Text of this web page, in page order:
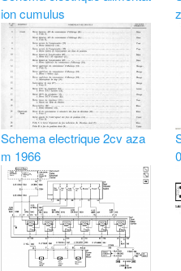
ion cumulus
Schema electrique 2cv aza
m 1966